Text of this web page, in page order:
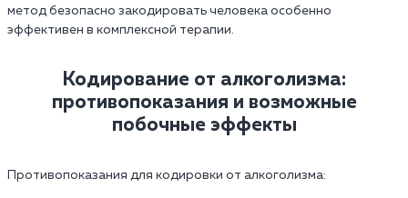
метод безопасно закодировать человека особенно
эффективен в комплексной терапии.
Кодирование от алкоголизма:
противопоказания и возможные
побочные эффекты
Противопоказания для кодировки от алкоголизма: